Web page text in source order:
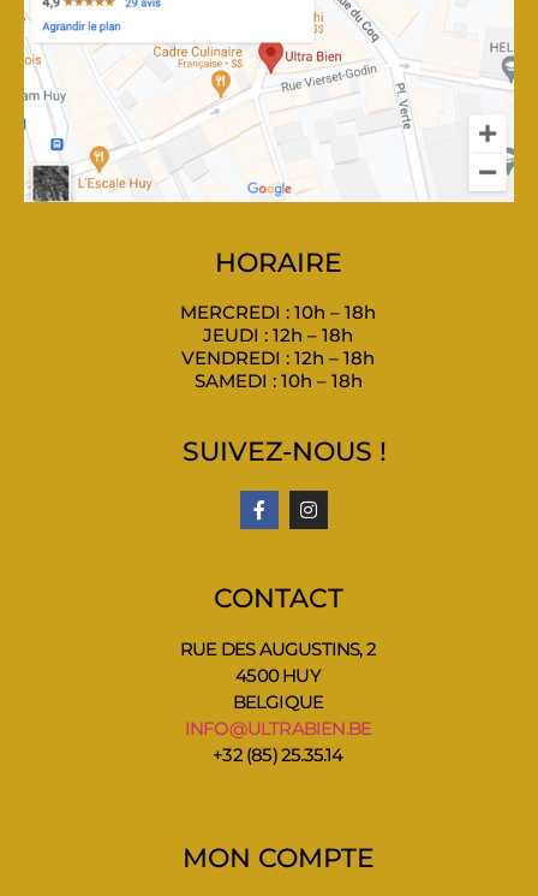
HORAIRE
MERCREDI : 10h – 18h
JEUDI : 12h – 18h
VENDREDI : 12h – 18h
SAMEDI : 10h – 18h
SUIVEZ-NOUS !
CONTACT
RUE DES AUGUSTINS, 2
4500 HUY
BELGIQUE
INFO@ULTRABIEN.BE
+32 (85) 25.35.14
MON COMPTE